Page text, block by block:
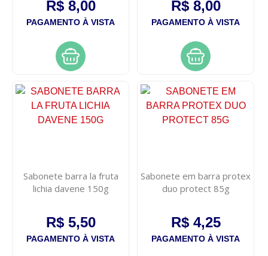
R$ 8,00
PAGAMENTO À VISTA
R$ 8,00
PAGAMENTO À VISTA
Sabonete barra la fruta
lichia davene 150g
R$ 5,50
PAGAMENTO À VISTA
Sabonete em barra protex
duo protect 85g
R$ 4,25
PAGAMENTO À VISTA